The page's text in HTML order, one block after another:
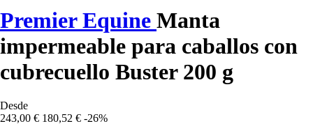
Premier Equine Manta
impermeable para caballos con
cubrecuello Buster 200 g
Desde
243,00 € 180,52 € -26%